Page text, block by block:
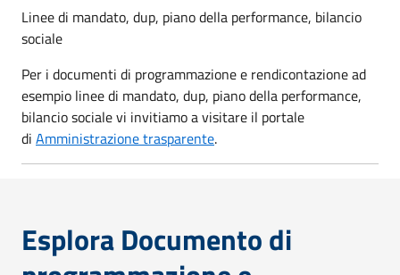
Linee di mandato, dup, piano della performance, bilancio
sociale
Per i documenti di programmazione e rendicontazione ad
esempio linee di mandato, dup, piano della performance,
bilancio sociale vi invitiamo a visitare il portale
di Amministrazione trasparente.
Esplora Documento di